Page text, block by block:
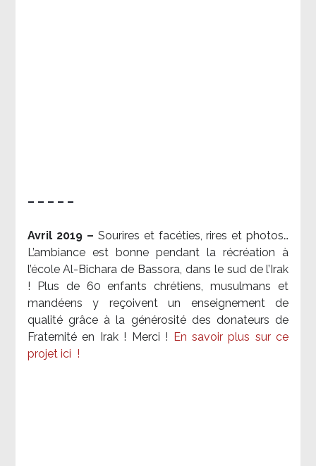
– – – – –
Avril 2019 – Sourires et facéties, rires et photos…
L’ambiance est bonne pendant la récréation à
l’école Al-Bichara de Bassora, dans le sud de l’Irak
! Plus de 60 enfants chrétiens, musulmans et
mandéens y reçoivent un enseignement de
qualité grâce à la générosité des donateurs de
Fraternité en Irak ! Merci !
En savoir plus sur ce
projet ici !